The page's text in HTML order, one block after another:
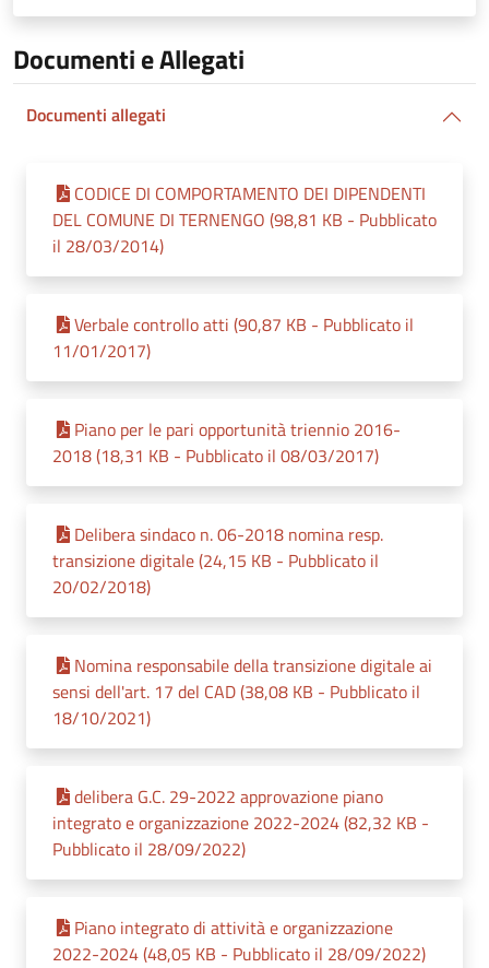
Documenti e Allegati
Documenti allegati
CODICE DI COMPORTAMENTO DEI DIPENDENTI
DEL COMUNE DI TERNENGO (98,81 KB - Pubblicato
il 28/03/2014)
Verbale controllo atti (90,87 KB - Pubblicato il
11/01/2017)
Piano per le pari opportunità triennio 2016-
2018 (18,31 KB - Pubblicato il 08/03/2017)
Delibera sindaco n. 06-2018 nomina resp.
transizione digitale (24,15 KB - Pubblicato il
20/02/2018)
Nomina responsabile della transizione digitale ai
sensi dell'art. 17 del CAD (38,08 KB - Pubblicato il
18/10/2021)
delibera G.C. 29-2022 approvazione piano
integrato e organizzazione 2022-2024 (82,32 KB -
Pubblicato il 28/09/2022)
Piano integrato di attività e organizzazione
2022-2024 (48,05 KB - Pubblicato il 28/09/2022)